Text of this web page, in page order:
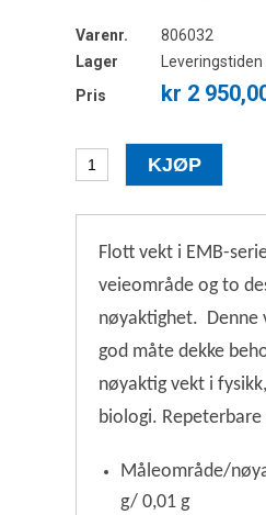
Varenr.
806032
Lager
Pris
kr 2
Flott vekt i EMB-
veieområde og to
nøyaktighet. Denne
god måte dekke
nøyaktig vekt i
biologi. Repeterbare
Måleområde/
g/ 0,01 g